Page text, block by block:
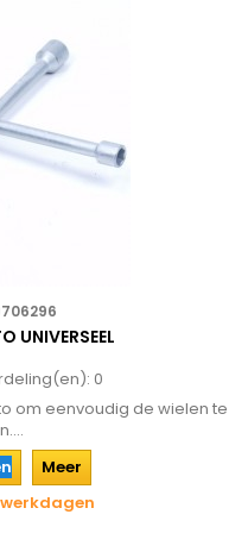
UNIVERSEEL
0
om eenvoudig de wielen te
Meer